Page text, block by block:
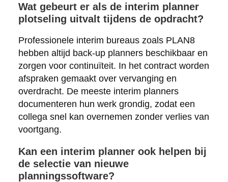
Wat gebeurt er als de interim planner
plotseling uitvalt tijdens de opdracht?
Professionele interim bureaus zoals PLAN8
hebben altijd back-up planners beschikbaar en
zorgen voor continuïteit. In het contract worden
afspraken gemaakt over vervanging en
overdracht. De meeste interim planners
documenteren hun werk grondig, zodat een
collega snel kan overnemen zonder verlies van
voortgang.
Kan een interim planner ook helpen bij
de selectie van nieuwe
planningssoftware?